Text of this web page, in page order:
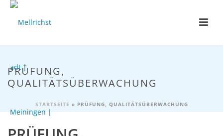
PRÜFUNG,
QUALITÄTSÜBERWACHUNG
STARTSEITE » PRÜFUNG, QUALITÄTSÜBERWACHUNG